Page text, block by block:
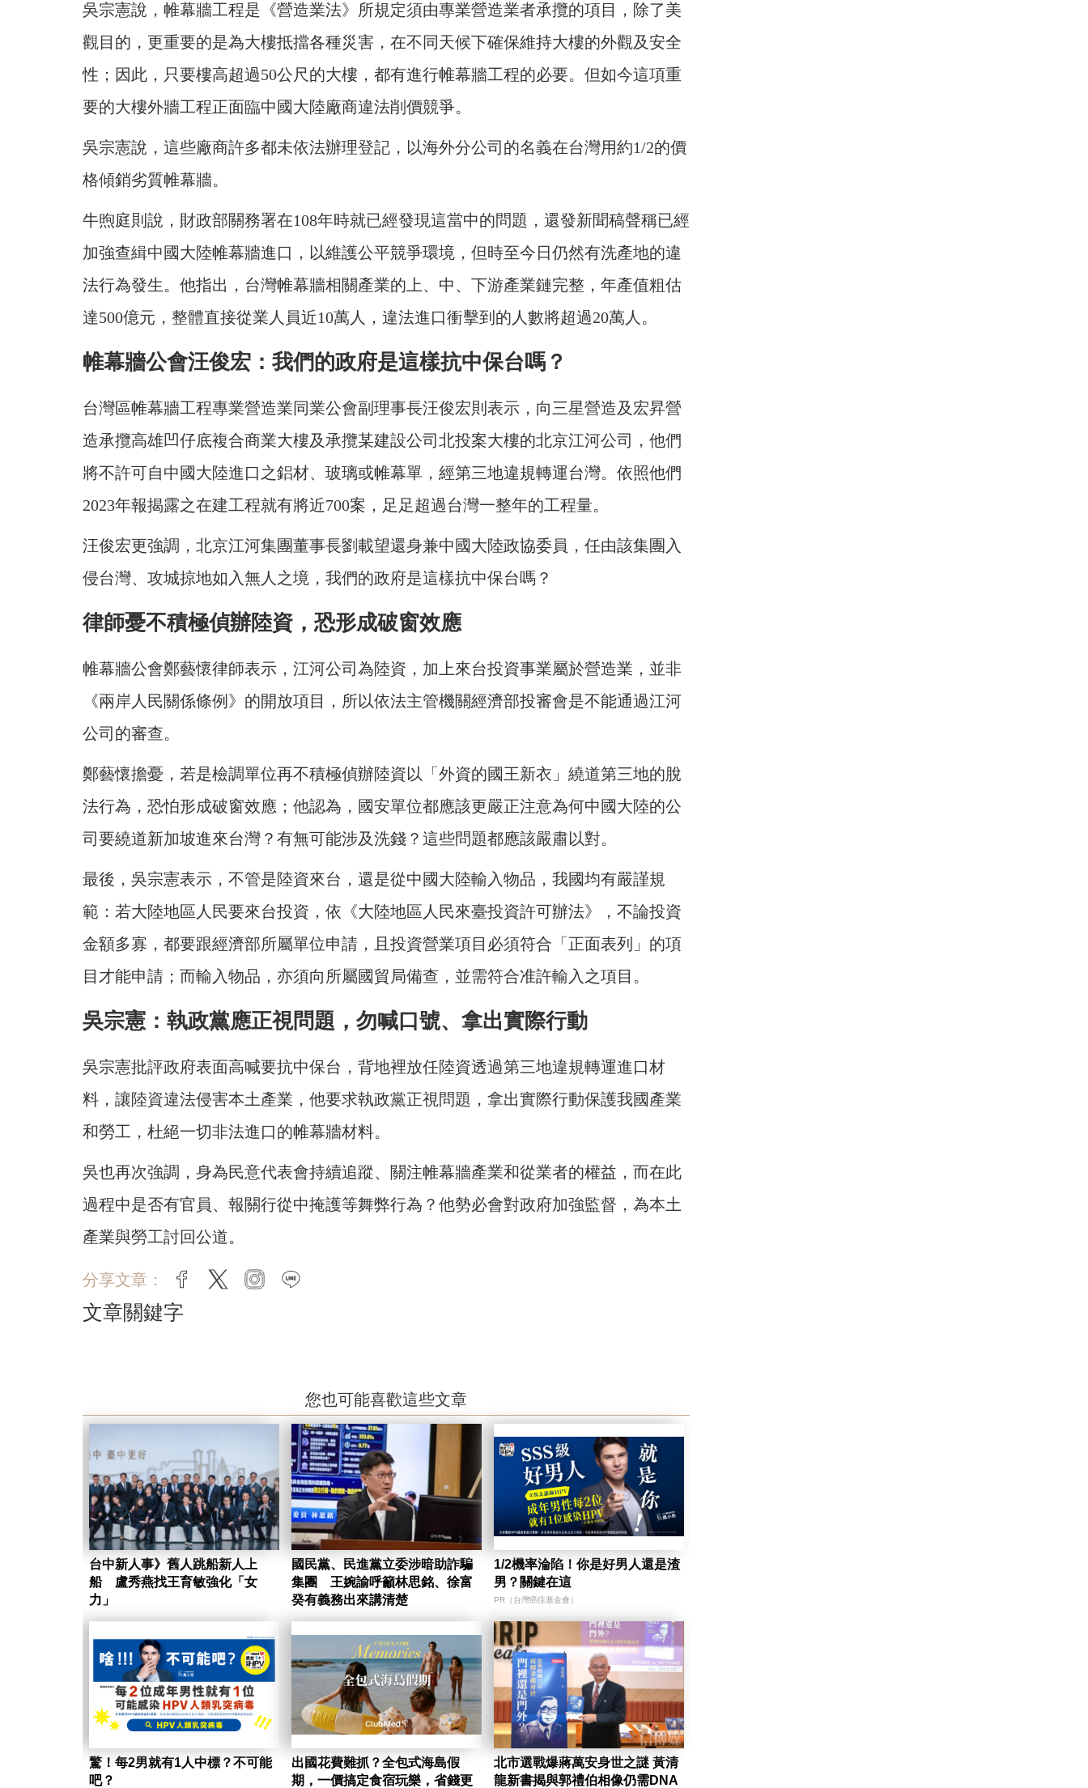
吳宗憲說，帷幕牆工程是《營造業法》所規定須由專業營造業者承攬的項目，除了美
觀目的，更重要的是為大樓抵擋各種災害，在不同天候下確保維持大樓的外觀及安全
性；因此，只要樓高超過50公尺的大樓，都有進行帷幕牆工程的必要。但如今這項重
要的大樓外牆工程正面臨中國大陸廠商違法削價競爭。
吳宗憲說，這些廠商許多都未依法辦理登記，以海外分公司的名義在台灣用約1/2的價
格傾銷劣質帷幕牆。
牛煦庭則說，財政部關務署在108年時就已經發現這當中的問題，還發新聞稿聲稱已經
加強查緝中國大陸帷幕牆進口，以維護公平競爭環境，但時至今日仍然有洗產地的違
法行為發生。他指出，台灣帷幕牆相關產業的上、中、下游產業鏈完整，年產值粗估
達500億元，整體直接從業人員近10萬人，違法進口衝擊到的人數將超過20萬人。
帷幕牆公會汪俊宏：我們的政府是這樣抗中保台嗎？
台灣區帷幕牆工程專業營造業同業公會副理事長汪俊宏則表示，向三星營造及宏昇營
造承攬高雄凹仔底複合商業大樓及承攬某建設公司北投案大樓的北京江河公司，他們
將不許可自中國大陸進口之鋁材、玻璃或帷幕單，經第三地違規轉運台灣。依照他們
2023年報揭露之在建工程就有將近700案，足足超過台灣一整年的工程量。
汪俊宏更強調，北京江河集團董事長劉載望還身兼中國大陸政協委員，任由該集團入
侵台灣、攻城掠地如入無人之境，我們的政府是這樣抗中保台嗎？
律師憂不積極偵辦陸資，恐形成破窗效應
帷幕牆公會鄭藝懷律師表示，江河公司為陸資，加上來台投資事業屬於營造業，並非
《兩岸人民關係條例》的開放項目，所以依法主管機關經濟部投審會是不能通過江河
公司的審查。
鄭藝懷擔憂，若是檢調單位再不積極偵辦陸資以「外資的國王新衣」繞道第三地的脫
法行為，恐怕形成破窗效應；他認為，國安單位都應該更嚴正注意為何中國大陸的公
司要繞道新加坡進來台灣？有無可能涉及洗錢？這些問題都應該嚴肅以對。
最後，吳宗憲表示，不管是陸資來台，還是從中國大陸輸入物品，我國均有嚴謹規
範：若大陸地區人民要來台投資，依《大陸地區人民來臺投資許可辦法》，不論投資
金額多寡，都要跟經濟部所屬單位申請，且投資營業項目必須符合「正面表列」的項
目才能申請；而輸入物品，亦須向所屬國貿局備查，並需符合准許輸入之項目。
吳宗憲：執政黨應正視問題，勿喊口號、拿出實際行動
吳宗憲批評政府表面高喊要抗中保台，背地裡放任陸資透過第三地違規轉運進口材
料，讓陸資違法侵害本土產業，他要求執政黨正視問題，拿出實際行動保護我國產業
和勞工，杜絕一切非法進口的帷幕牆材料。
吳也再次強調，身為民意代表會持續追蹤、關注帷幕牆產業和從業者的權益，而在此
過程中是否有官員、報關行從中掩護等舞弊行為？他勢必會對政府加強監督，為本土
產業與勞工討回公道。
分享文章： facebook
twitter instagram
文章關鍵字
您也可能喜歡這些文章
台中新人事》舊人跳船新人上
船 盧秀燕找王育敏強化「女
力」
國民黨、民進黨立委涉暗助詐騙
集團 王婉諭呼籲林思銘、徐富
癸有義務出來講清楚
1/2機率淪陷！你是好男人還是渣
男？關鍵在這
PR（台灣癌症基金會）
驚！每2男就有1人中標？不可能
吧？
出國花費難抓？全包式海島假
期，一價搞定食宿玩樂，省錢更
北市選戰爆蔣萬安身世之謎 黃清
龍新書揭與郭禮伯相像仍需DNA